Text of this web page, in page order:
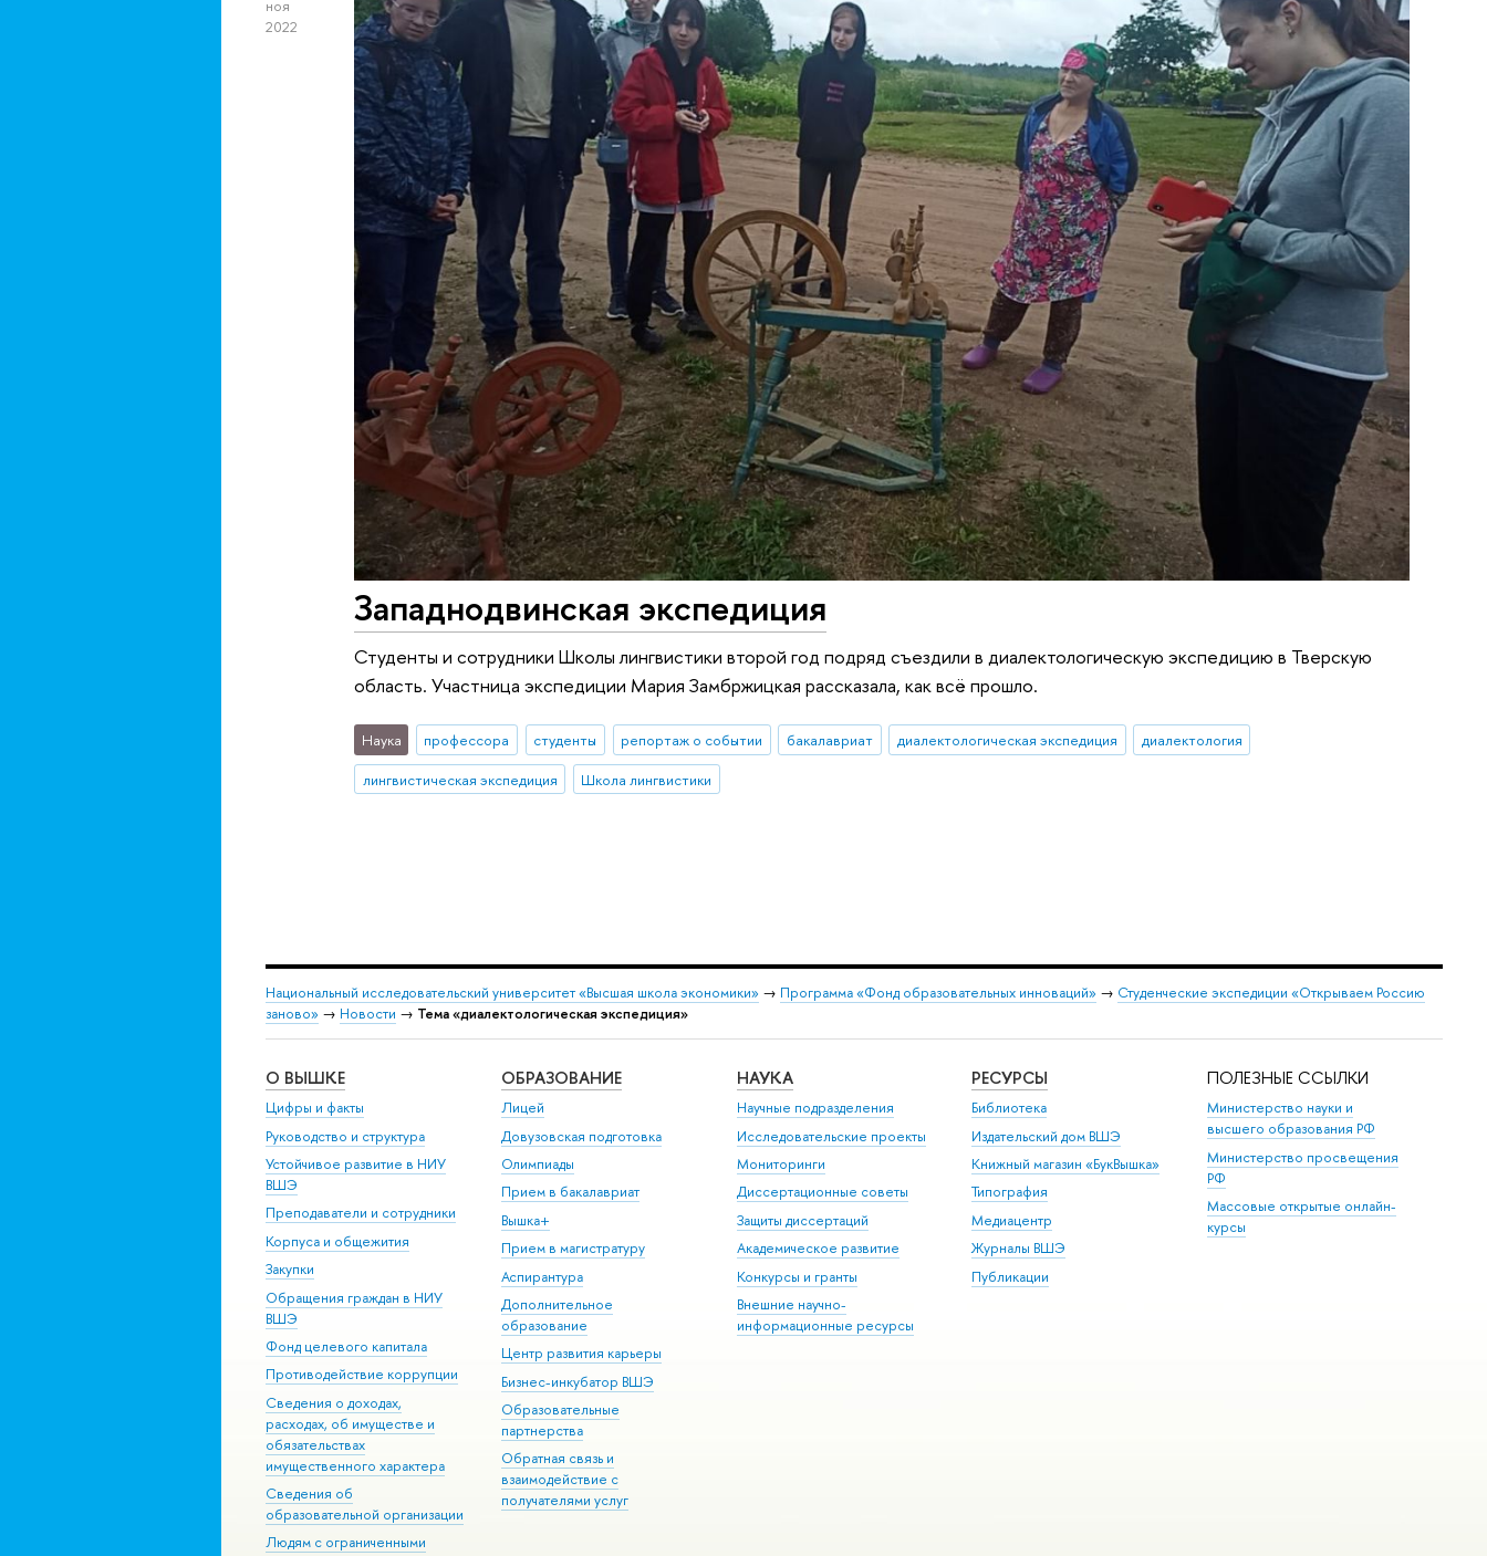
ноя
2022
Западнодвинская экспедиция
Студенты и сотрудники Школы лингвистики второй год подряд съездили в диалектологическую экспедицию в Тверскую
область. Участница экспедиции Мария Замбржицкая рассказала, как всё прошло.
Наука профессора студенты репортаж о событии бакалавриат диалектологическая экспедиция
диалектология
лингвистическая экспедиция
Школа лингвистики
Национальный исследовательский университет «Высшая школа экономики» → Программа «Фонд образовательных инноваций» → Студенческие экспедиции «Открываем Россию
заново» → Новости → Тема «диалектологическая экспедиция»
О ВЫШКЕ
Цифры и факты
Руководство и структура
Устойчивое развитие в НИУ
ВШЭ
Преподаватели и сотрудники
Корпуса и общежития
Закупки
Обращения граждан в НИУ
ВШЭ
Фонд целевого капитала
Противодействие коррупции
Сведения о доходах,
расходах, об имуществе и
обязательствах
имущественного характера
Сведения об
образовательной организации
Людям с ограниченными
ОБРАЗОВАНИЕ
Лицей
Довузовская подготовка
Олимпиады
Прием в бакалавриат
Вышка+
Прием в магистратуру
Аспирантура
Дополнительное
образование
Центр развития карьеры
Бизнес-инкубатор ВШЭ
Образовательные
партнерства
Обратная связь и
взаимодействие с
получателями услуг
НАУКА
Научные подразделения
Исследовательские проекты
Мониторинги
Диссертационные советы
Защиты диссертаций
Академическое развитие
Конкурсы и гранты
Внешние научно-
информационные ресурсы
РЕСУРСЫ
Библиотека
Издательский дом ВШЭ
Книжный магазин «БукВышка»
Типография
Медиацентр
Журналы ВШЭ
Публикации
ПОЛЕЗНЫЕ ССЫЛКИ
Министерство науки и
высшего образования РФ
Министерство просвещения
РФ
Массовые открытые онлайн-
курсы